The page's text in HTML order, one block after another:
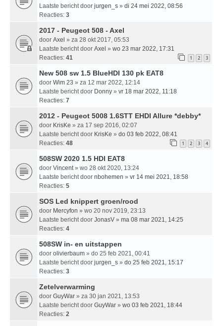
Laatste bericht door jurgen_s » di 24 mei 2022, 08:56
Reacties: 3
2017 - Peugeot 508 - Axel
door Axel » za 28 okt 2017, 05:53
Laatste bericht door Axel » wo 23 mar 2022, 17:31
Reacties: 41 1 2 3
New 508 sw 1.5 BlueHDI 130 pk EAT8
door Wim 23 » za 12 mar 2022, 12:14
Laatste bericht door Donny » vr 18 mar 2022, 11:18
Reacties: 7
2012 - Peugeot 5008 1.6STT EHDI Allure *debby*
door KrisKe » za 17 sep 2016, 02:07
Laatste bericht door KrisKe » do 03 feb 2022, 08:41
Reacties: 48 1 2 3 4
508SW 2020 1.5 HDI EAT8
door Vincent» wo 28 okt 2020, 13:24
Laatste bericht door nbohemen » vr 14 mei 2021, 18:58
Reacties: 5
SOS Led knippert groen/rood
door Mercyfon » wo 20 nov 2019, 23:13
Laatste bericht door JonasV » ma 08 mar 2021, 14:25
Reacties: 4
508SW in- en uitstappen
door olivierbaum » do 25 feb 2021, 00:41
Laatste bericht door jurgen_s » do 25 feb 2021, 15:17
Reacties: 3
Zetelverwarming
door GuyWar » za 30 jan 2021, 13:53
Laatste bericht door GuyWar » wo 03 feb 2021, 18:44
Reacties: 2